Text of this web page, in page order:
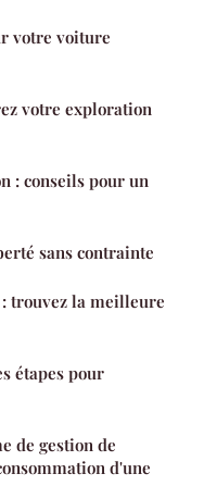
votre voiture
votre exploration
: conseils pour un
sans contrainte
trouvez la meilleure
étapes pour
de gestion de
d'une